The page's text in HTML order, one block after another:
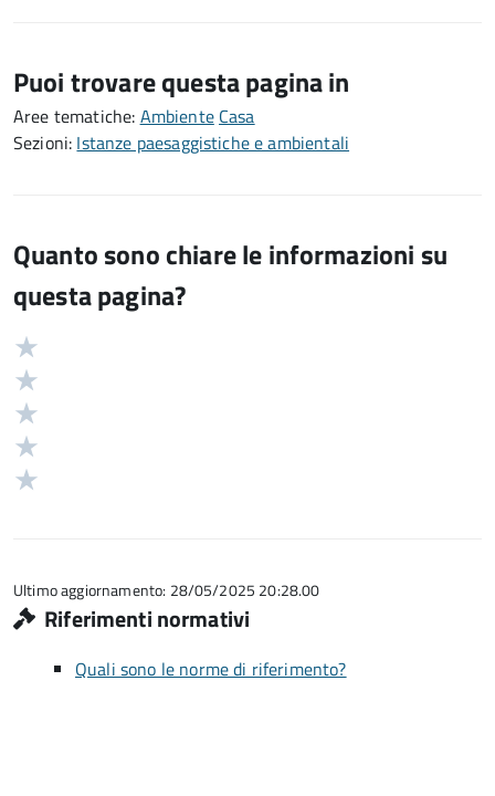
Puoi trovare questa pagina in
Aree tematiche: Ambiente Casa
Sezioni: Istanze paesaggistiche e ambientali
Quanto sono chiare le informazioni su
questa pagina?
Valutazione
5
Ultimo aggiornamento: 28/05/2025 20:28.00
Riferimenti normativi
Quali sono le norme di riferimento?